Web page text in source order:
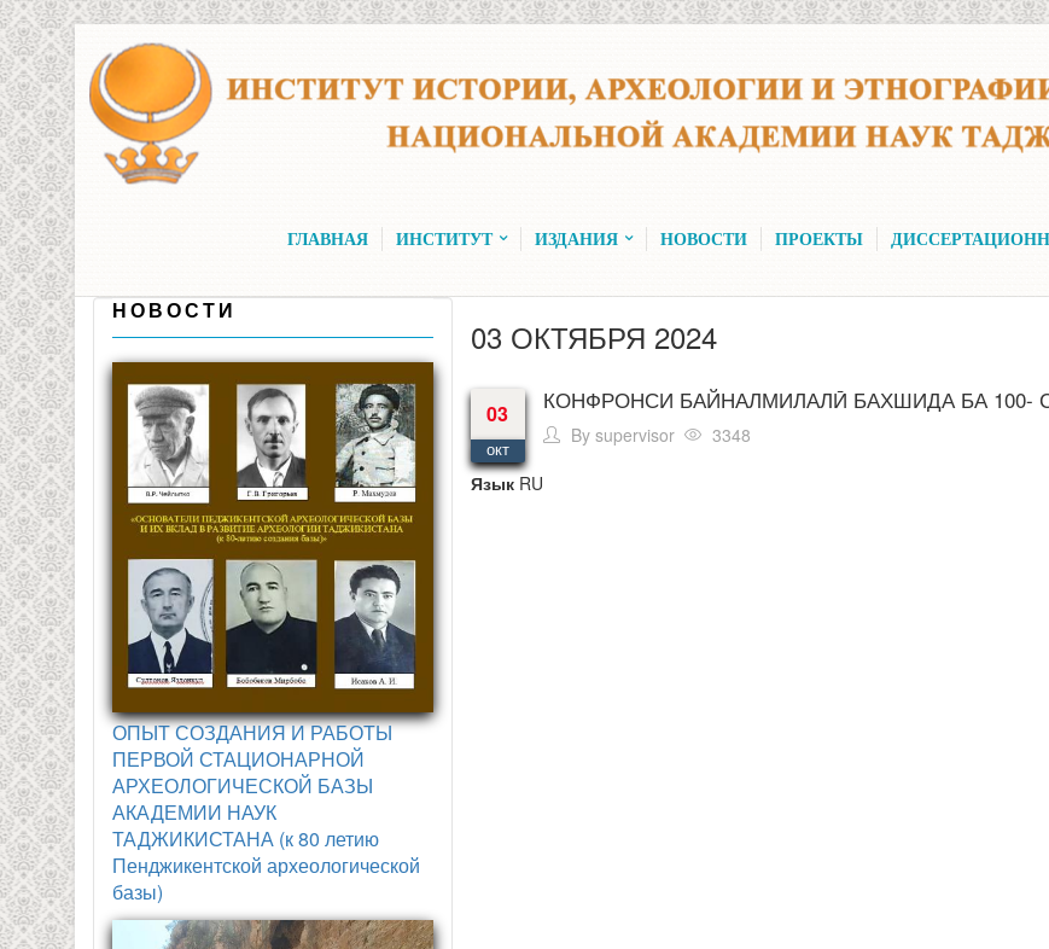
Перейти к основному содержанию
ГЛАВНАЯ ИНСТИТУТ ИЗДАНИЯ НОВОСТИ ПРОЕКТЫ
03 ОКТЯБРЯ 2024
03
окт
КОНФРОНСИ БАЙНАЛМИЛАЛӢ БАХШИДА БА
By supervisor
3348
ЯзыкRU
НОВОСТИ
ОПЫТ СОЗДАНИЯ И РАБОТЫ
ПЕРВОЙ СТАЦИОНАРНОЙ
АРХЕОЛОГИЧЕСКОЙ БАЗЫ
АКАДЕМИИ НАУК
ТАДЖИКИСТАНА (к 80 летию
Пенджикентской археологической
базы)